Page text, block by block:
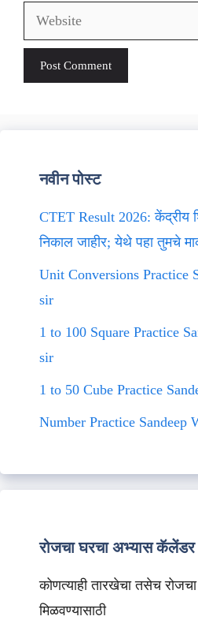
Website
नवीन पोस्ट
CTET Result 2026: केंद्रीय
निकाल जाहीर; येथे पहा तुमचे
Unit Conversions Practice
sir
1 to 100 Square Practice
sir
1 to 50 Cube Practice
Number Practice Sandeep
रोजचा घरचा अभ्यास कॅलेंडर
कोणत्याही तारखेचा तसेच
मिळवण्यासाठी